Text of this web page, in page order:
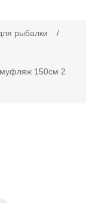
рыбалки
/
150см 2